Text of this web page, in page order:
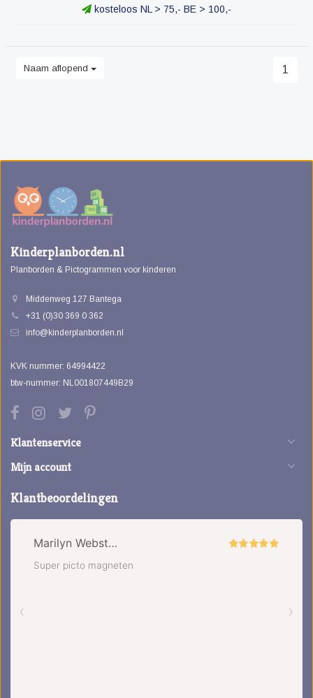
van 5 naar 7 dagen voorkosteloos NL > 75,- BE > 100,-
Naam aflopend 1
Kinderplanborden.nl
Planborden & Pictogrammen voor kinderen
Middenweg 127 Bantega
+31 (0)30 369 0 362
info@kinderplanborden.nl
KVK nummer: 64994422
btw-nummer: NL001807449B29
Klantenservice
Mijn account
Klantbeoordelingen